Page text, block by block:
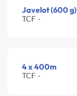
Javelot (600 g)
TCF -
4 x 400m
TCF -